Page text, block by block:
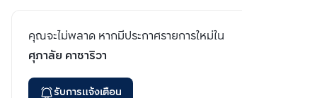
คุณจะไม่พลาด หากมีประกาศรายการใหม่ใน
ศุภาลัย คาซาริวา
รับการแจ้งเตือน